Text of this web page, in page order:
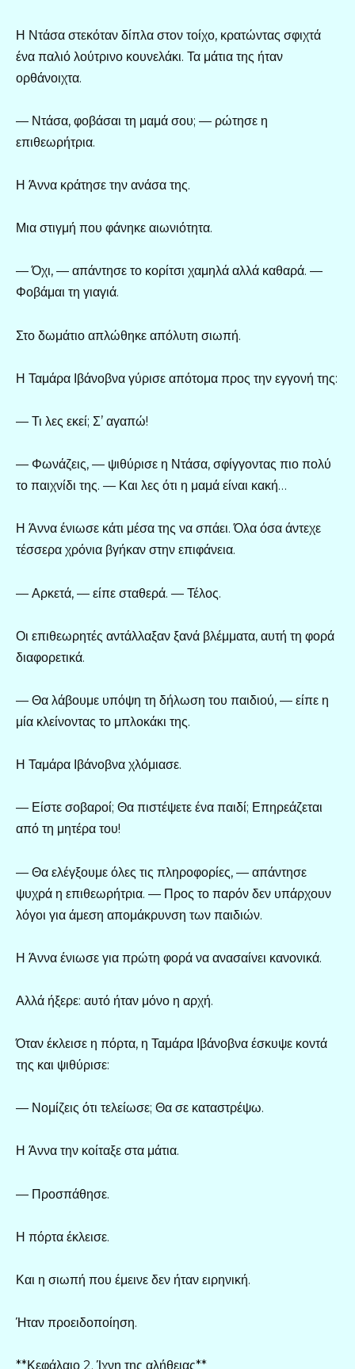
Η Ντάσα στεκόταν δίπλα στον τοίχο, κρατώντας σφιχτά
ένα παλιό λούτρινο κουνελάκι. Τα μάτια της ήταν
ορθάνοιχτα.
— Ντάσα, φοβάσαι τη μαμά σου; — ρώτησε η
επιθεωρήτρια.
Η Άννα κράτησε την ανάσα της.
Μια στιγμή που φάνηκε αιωνιότητα.
— Όχι, — απάντησε το κορίτσι χαμηλά αλλά καθαρά. —
Φοβάμαι τη γιαγιά.
Στο δωμάτιο απλώθηκε απόλυτη σιωπή.
Η Ταμάρα Ιβάνοβνα γύρισε απότομα προς την εγγονή της:
— Τι λες εκεί; Σ’ αγαπώ!
— Φωνάζεις, — ψιθύρισε η Ντάσα, σφίγγοντας πιο πολύ
το παιχνίδι της. — Και λες ότι η μαμά είναι κακή…
Η Άννα ένιωσε κάτι μέσα της να σπάει. Όλα όσα άντεχε
τέσσερα χρόνια βγήκαν στην επιφάνεια.
— Αρκετά, — είπε σταθερά. — Τέλος.
Οι επιθεωρητές αντάλλαξαν ξανά βλέμματα, αυτή τη φορά
διαφορετικά.
— Θα λάβουμε υπόψη τη δήλωση του παιδιού, — είπε η
μία κλείνοντας το μπλοκάκι της.
Η Ταμάρα Ιβάνοβνα χλόμιασε.
— Είστε σοβαροί; Θα πιστέψετε ένα παιδί; Επηρεάζεται
από τη μητέρα του!
— Θα ελέγξουμε όλες τις πληροφορίες, — απάντησε
ψυχρά η επιθεωρήτρια. — Προς το παρόν δεν υπάρχουν
λόγοι για άμεση απομάκρυνση των παιδιών.
Η Άννα ένιωσε για πρώτη φορά να ανασαίνει κανονικά.
Αλλά ήξερε: αυτό ήταν μόνο η αρχή.
Όταν έκλεισε η πόρτα, η Ταμάρα Ιβάνοβνα έσκυψε κοντά
της και ψιθύρισε:
— Νομίζεις ότι τελείωσε; Θα σε καταστρέψω.
Η Άννα την κοίταξε στα μάτια.
— Προσπάθησε.
Η πόρτα έκλεισε.
Και η σιωπή που έμεινε δεν ήταν ειρηνική.
Ήταν προειδοποίηση.
**Κεφάλαιο 2. Ίχνη της αλήθειας**